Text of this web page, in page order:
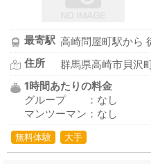
最寄駅 高崎問屋町駅から
住所
群馬県高崎市貝沢
1時間あたりの料金
グループ ：なし
マンツーマン：なし
無料体験 大手